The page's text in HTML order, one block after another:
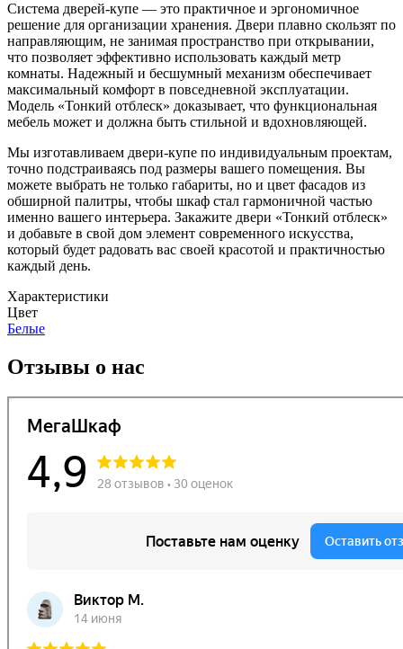
Система дверей-купе — это практичное и эргономичное
решение для организации хранения. Двери плавно скользят по
направляющим, не занимая пространство при открывании,
что позволяет эффективно использовать каждый метр
комнаты. Надежный и бесшумный механизм обеспечивает
максимальный комфорт в повседневной эксплуатации.
Модель «Тонкий отблеск» доказывает, что функциональная
мебель может и должна быть стильной и вдохновляющей.
Мы изготавливаем двери-купе по индивидуальным проектам,
точно подстраиваясь под размеры вашего помещения. Вы
можете выбрать не только габариты, но и цвет фасадов из
обширной палитры, чтобы шкаф стал гармоничной частью
именно вашего интерьера. Закажите двери «Тонкий отблеск»
и добавьте в свой дом элемент современного искусства,
который будет радовать вас своей красотой и практичностью
каждый день.
Характеристики
Цвет
Белые
Отзывы о нас